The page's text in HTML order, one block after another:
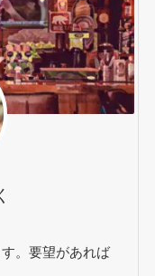
。要望があれば